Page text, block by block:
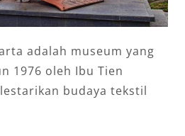
adalah museum yang
1976 oleh Ibu Tien
budaya tekstil